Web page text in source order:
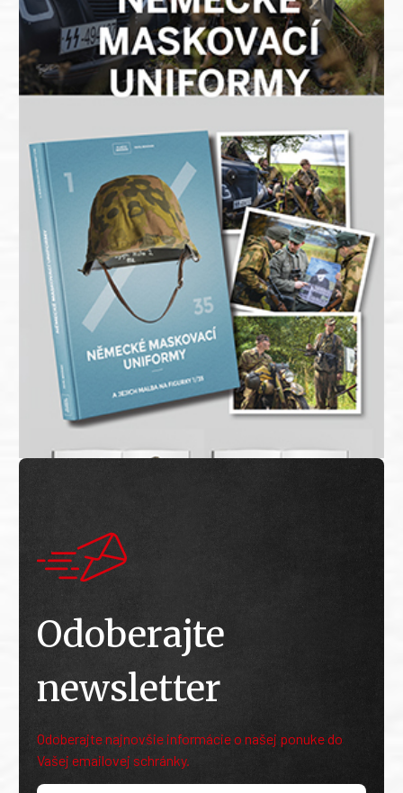
Odoberajte
newsletter
Odoberajte najnovšie informácie o našej ponuke do
Vašej emailovej schránky.